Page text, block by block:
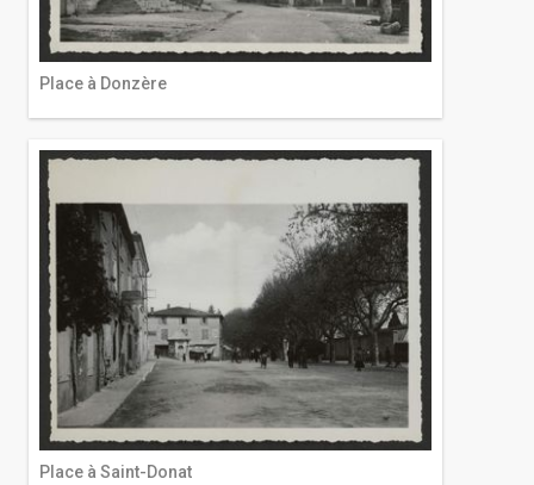
Place à Donzère
Place à Saint-Donat